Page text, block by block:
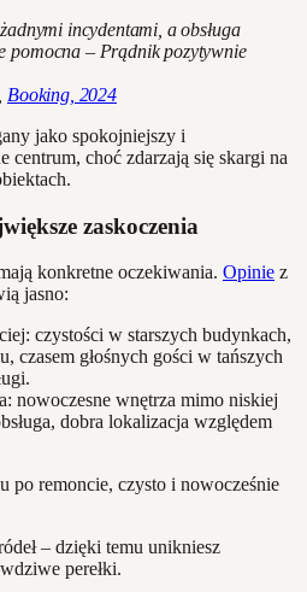
incydentami, a obsługa
pomocna – Prądnik pozytywnie
Booking, 2024
jako spokojniejszy i
centrum, choć zdarzają się skargi na
zaskoczenia
konkretne oczekiwania. Opinie z
jasno:
czystości w starszych budynkach,
czasem głośnych gości w tańszych
nowoczesne wnętrza mimo niskiej
dobra lokalizacja względem
– dzięki temu unikniesz
perełki.